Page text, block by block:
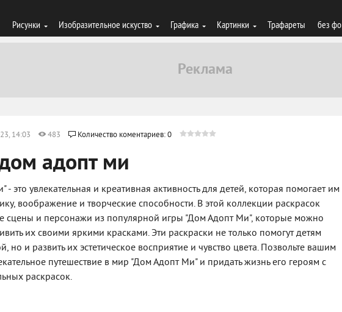
Рисунки Изобразительное искуство Графика Картинки Трафареты без
14:03 483 Количество коментариев: 0
адопт ми
это увлекательная и креативная активность для детей, которая помогает им
воображение и творческие способности. В этой коллекции раскрасок
сцены и персонажи из популярной игры "Дом Адопт Ми", которые можно
их своими яркими красками. Эти раскраски не только помогут детям
но и развить их эстетическое восприятие и чувство цвета. Позвольте вашим
путешествие в мир "Дом Адопт Ми" и придать жизнь его героям с
раскрасок.